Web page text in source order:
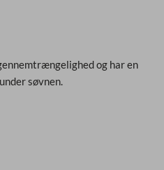
og har en
søvnen.